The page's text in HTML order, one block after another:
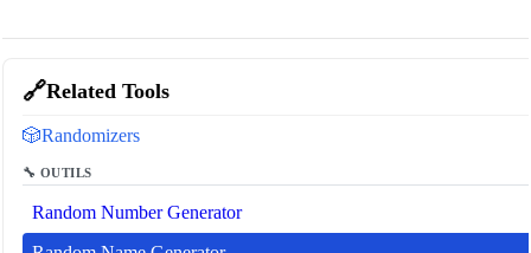
🔗Related Tools
🎲Randomizers
🔧 OUTILS
Random Number Generator